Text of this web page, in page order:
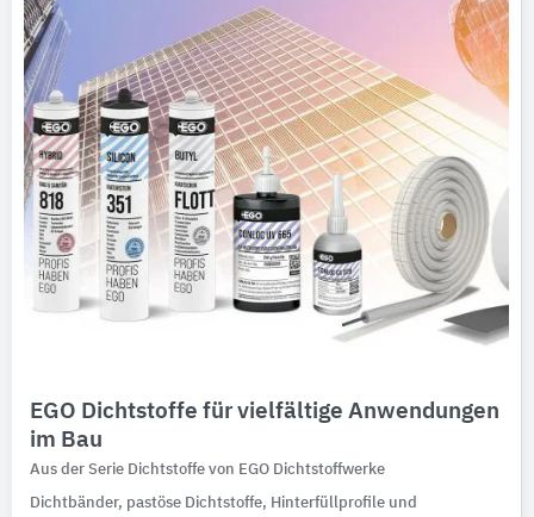
EGO Dichtstoffe für vielfältige Anwendungen
im Bau
Aus der Serie Dichtstoffe von EGO Dichtstoffwerke
Dichtbänder, pastöse Dichtstoffe, Hinterfüllprofile und